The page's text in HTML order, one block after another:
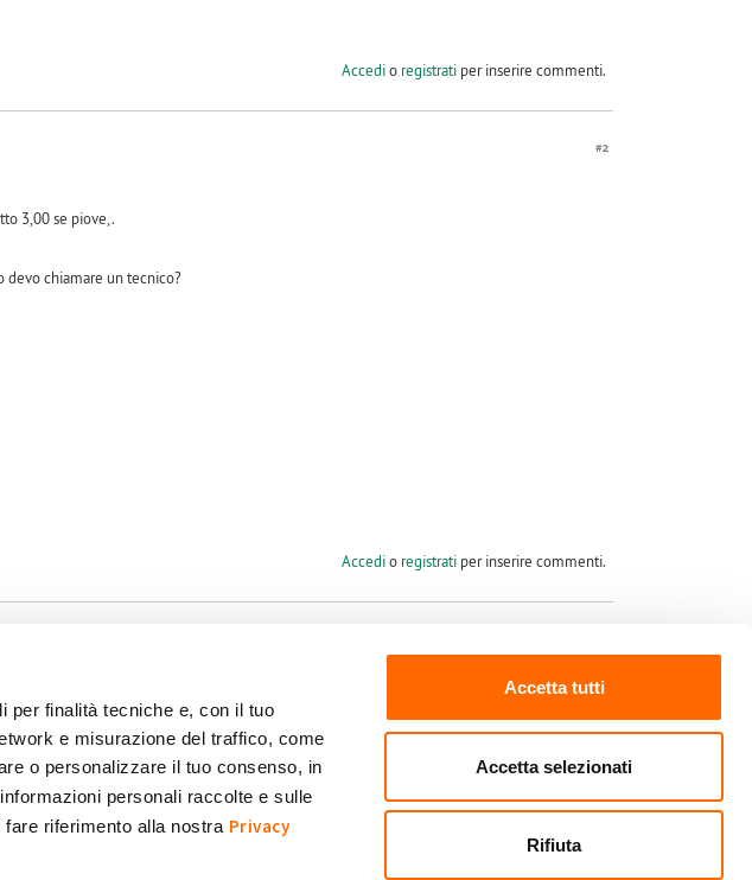
per finalità tecniche e, con il tuo
e misurazione del traffico, come
o personalizzare il tuo consenso, in
personali raccolte e sulle
riferimento alla nostra Privacy
Accetta tutti
Accetta selezionati
Rifiuta
Accedio registratiper inserire commenti.
#2
3,00 se piove,.
devo chiamare un tecnico?
Accedio registratiper inserire commenti.
FESR 2014-2020